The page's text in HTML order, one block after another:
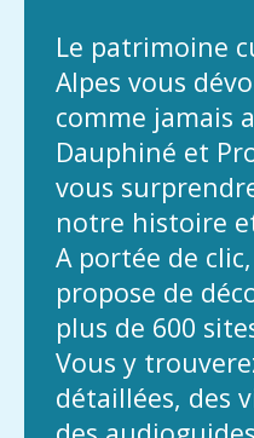
Le patrimoine
Alpes vous
comme jamais
Dauphiné et
vous
notre histoire
A portée de
propose de
plus de 600
Vous y
détaillées, des